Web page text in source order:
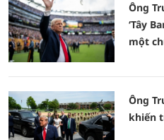
Ông
‘Tây
một
Ông
khiến